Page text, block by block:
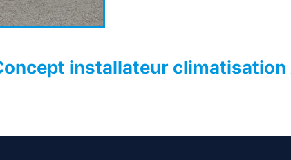
installateur climatisation